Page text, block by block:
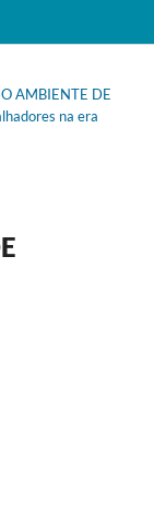
AMBIENTE DE
na era